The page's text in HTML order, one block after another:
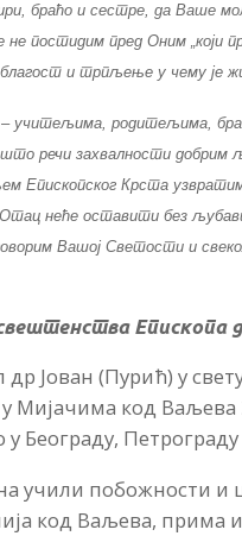
браћо и сестре, да Ваше
не постидим пред Оним
и трпљење у чему је
– учитељима, родитељима,
речи захвалности добрим
Епископског Крста
неће оставити без
Вашој Светости и
Епископа
Јован (Пурић) у
Мијачима код Ваљева
Београду,
учили побожности и
код Ваљева, прима и